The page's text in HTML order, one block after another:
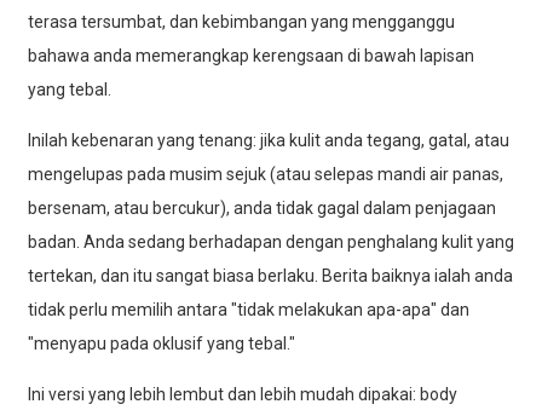
terasa tersumbat, dan kebimbangan yang mengganggu
bahawa anda memerangkap kerengsaan di bawah lapisan
yang tebal.
Inilah kebenaran yang tenang: jika kulit anda tegang, gatal, atau
mengelupas pada musim sejuk (atau selepas mandi air panas,
bersenam, atau bercukur), anda tidak gagal dalam penjagaan
badan. Anda sedang berhadapan dengan penghalang kulit yang
tertekan, dan itu sangat biasa berlaku. Berita baiknya ialah anda
tidak perlu memilih antara "tidak melakukan apa-apa" dan
"menyapu pada oklusif yang tebal."
Ini versi yang lebih lembut dan lebih mudah dipakai: body